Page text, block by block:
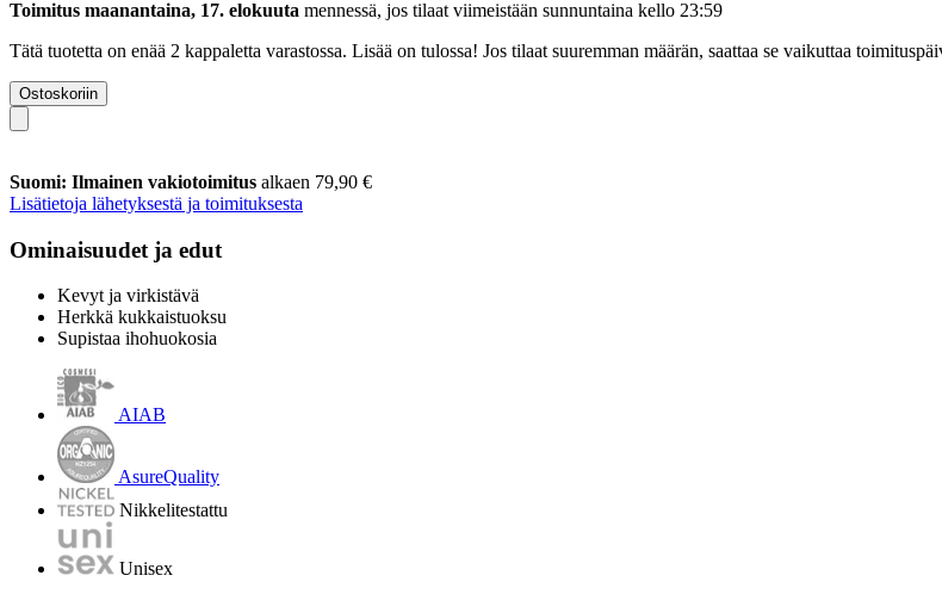
Toimitus maanantaina, 17. elokuuta mennessä, jos tilaat viimeistään sunnuntaina kello 23:59
Tätä tuotetta on enää 2 kappaletta varastossa. Lisää on tulossa! Jos tilaat suuremman määrän, saattaa se vaikuttaa
Ostoskoriin
Suomi: Ilmainen vakiotoimitus alkaen 79,90 €
Lisätietoja lähetyksestä ja toimituksesta
Ominaisuudet ja edut
Kevyt ja virkistävä
Herkkä kukkaistuoksu
Supistaa ihohuokosia
AIAB
AsureQuality
Nikkelitestattu
Unisex